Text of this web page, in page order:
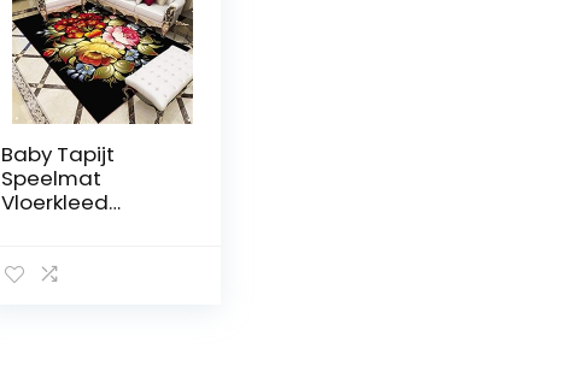
Baby Tapijt
Speelmat
Vloerkleed
Bloemenprint Rug